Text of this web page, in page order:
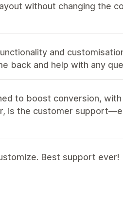
without changing the
and
back and help with any
to boost conversion,
is the customer
Best support ever!